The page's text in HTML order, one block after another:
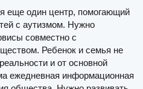
еще один центр, помогающий
с аутизмом. Нужно
совместно с
Ребенок и семья не
и от основной
ежедневная информационная